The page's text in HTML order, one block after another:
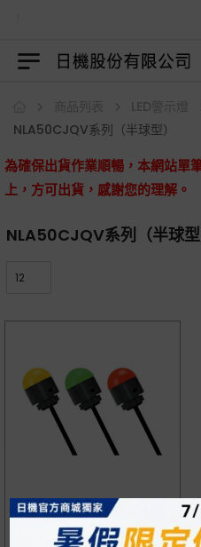
NLA50CJQV系列（半球型）
為確保出貨作業順暢，本網站
上，方可出貨，感謝您的理解。
NLA50CJQV系列（半球型
警示燈 半球型 NLA50C
JQV-B6KZ-A